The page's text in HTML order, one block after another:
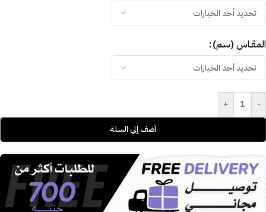
المقـاس (سم)
-
+
أضف إلى السلة